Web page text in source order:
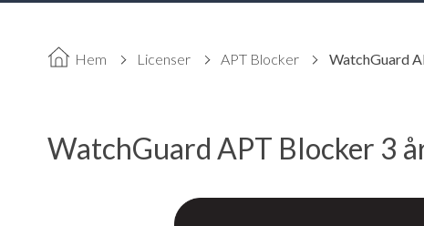
Hem Licenser APT Blocker WatchGuard
WatchGuard APT Blocker 3